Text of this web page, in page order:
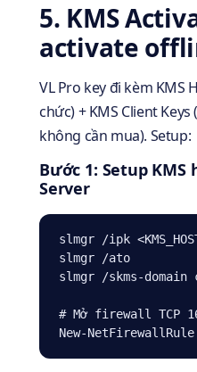
5. KMS
activate
VL Pro key đi kèm KMS
chức) + KMS Client
không cần mua). Setup:
Bước 1: Setup
Server
slmgr /ipk
slmgr /ato
slmgr /skms-domain
# Mở firewall TCP
New-